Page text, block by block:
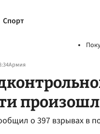
Спорт
Армия
о 397 взрывах в